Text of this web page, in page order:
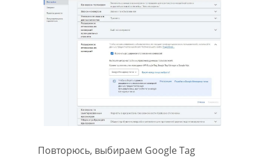
Повторюсь, выбираем Google Tag